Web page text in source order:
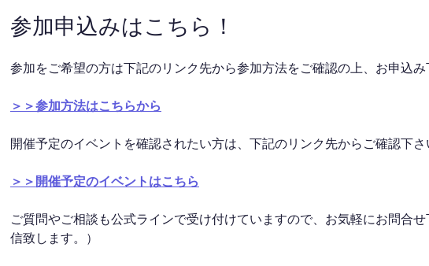
参加申込みはこちら！
参加をご希望の方は下記のリンク先から参加方法をご確認の上、お申込み
＞＞参加方法はこちらから
開催予定のイベントを確認されたい方は、下記のリンク先からご確認下さ
＞＞開催予定のイベントはこちら
ご質問やご相談も公式ラインで受け付けていますので、お気軽にお問合
信致します。）